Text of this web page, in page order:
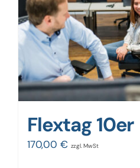
Flextag 10er
170,00 € zzgl. MwSt